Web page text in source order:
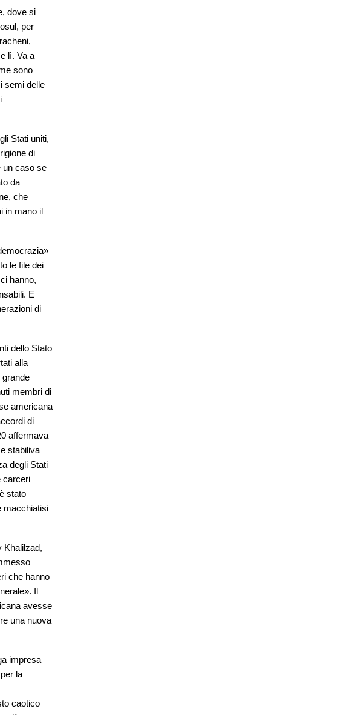
dove si
per
lì. Va a
sono
semi delle
Stati uniti,
di
un caso se
da
che
in mano il
le file dei
hanno,
E
di
dello Stato
alla
grande
membri di
americana
di
affermava
stabiliva
degli Stati
carceri
stato
macchiatisi
Khalilzad,
che hanno
Il
avesse
una nuova
impresa
la
caotico